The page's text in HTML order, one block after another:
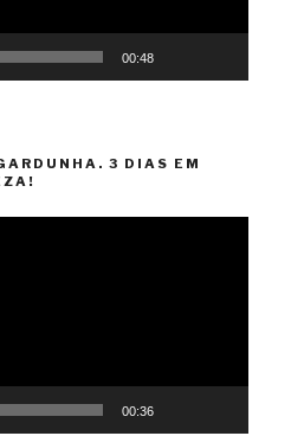
00:48
3 DIAS EM
00:36